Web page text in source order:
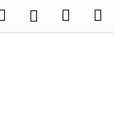
Hľadať